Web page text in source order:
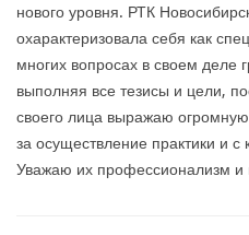
нового уровня. РТК
охарактеризовала себя как
многих вопросах в своем деле
выполняя все тезисы и цели,
своего лица выражаю
за осуществление практики и
Уважаю их профессионализм и